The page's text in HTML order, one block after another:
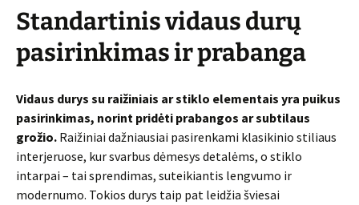
Standartinis vidaus durų
pasirinkimas ir prabanga
Vidaus durys su raižiniais ar stiklo elementais yra puikus
pasirinkimas, norint pridėti prabangos ar subtilaus
grožio. Raižiniai dažniausiai pasirenkami klasikinio stiliaus
interjeruose, kur svarbus dėmesys detalėms, o stiklo
intarpai – tai sprendimas, suteikiantis lengvumo ir
modernumo. Tokios durys taip pat leidžia šviesai